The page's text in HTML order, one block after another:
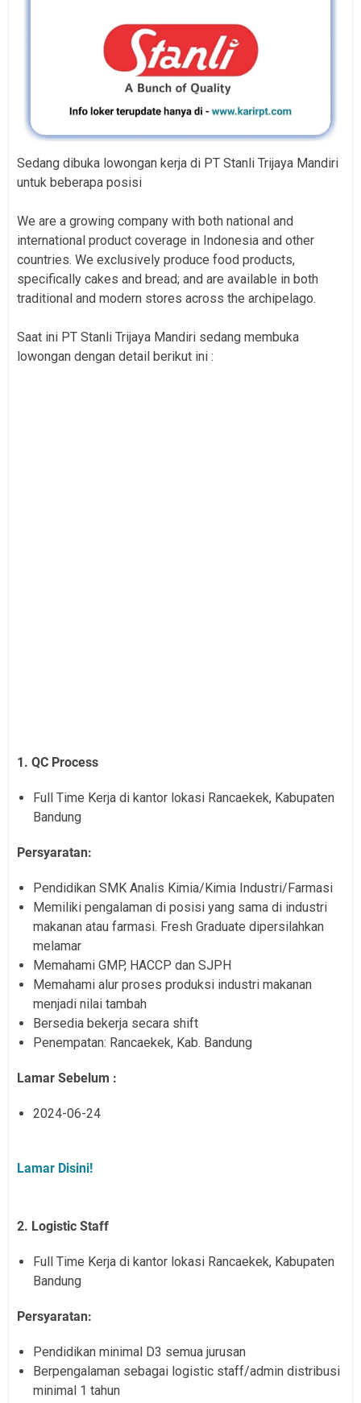
Sedang dibuka lowongan kerja di PT Stanli Trijaya Mandiri
untuk beberapa posisi
We are a growing company with both national and
international product coverage in Indonesia and other
countries. We exclusively produce food products,
specifically cakes and bread; and are available in both
traditional and modern stores across the archipelago.
Saat ini PT Stanli Trijaya Mandiri sedang membuka
lowongan dengan detail berikut ini :
1. QC Process
Full Time Kerja di kantor lokasi Rancaekek, Kabupaten
Bandung
Persyaratan:
Pendidikan SMK Analis Kimia/Kimia Industri/Farmasi
Memiliki pengalaman di posisi yang sama di industri
makanan atau farmasi. Fresh Graduate dipersilahkan
melamar
Memahami GMP, HACCP dan SJPH
Memahami alur proses produksi industri makanan
menjadi nilai tambah
Bersedia bekerja secara shift
Penempatan: Rancaekek, Kab. Bandung
Lamar Sebelum :
2024-06-24
Lamar Disini!
2. Logistic Staff
Full Time Kerja di kantor lokasi Rancaekek, Kabupaten
Bandung
Persyaratan:
Pendidikan minimal D3 semua jurusan
Berpengalaman sebagai logistic staff/admin distribusi
minimal 1 tahun